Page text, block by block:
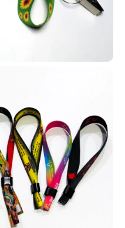
igrejas
membros com inclusão de
foto, endereço, filiação e
dados conforme sua
carteirinhas para que você
na realidade da sua
e adaptação.
da membresia e usar
como missões em hospitais,